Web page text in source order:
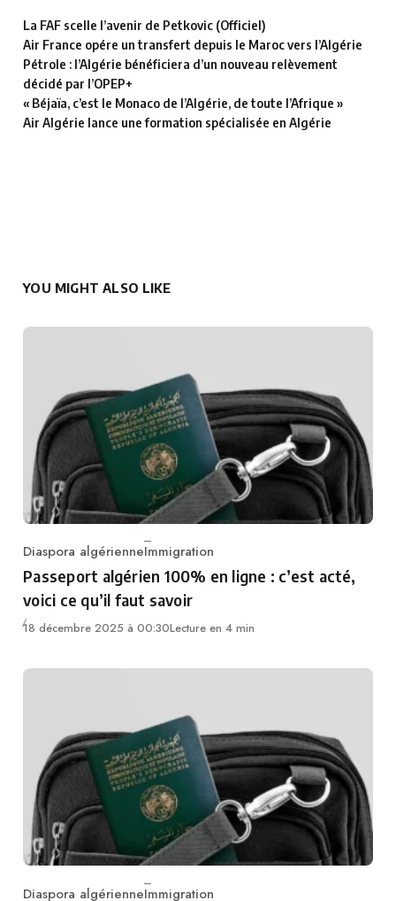
La FAF scelle l’avenir de Petkovic (Officiel)
Air France opére un transfert depuis le Maroc vers l’Algérie
Pétrole : l’Algérie bénéficiera d’un nouveau relèvement
décidé par l’OPEP+
« Béjaïa, c’est le Monaco de l’Algérie, de toute l’Afrique »
Air Algérie lance une formation spécialisée en Algérie
YOU MIGHT ALSO LIKE
Category
Diaspora algérienneImmigration
Passeport algérien 100% en ligne : c’est acté,
voici ce qu’il faut savoir
18 décembre 2025 à 00:30Lecture en 4 min
Diaspora algérienneImmigration